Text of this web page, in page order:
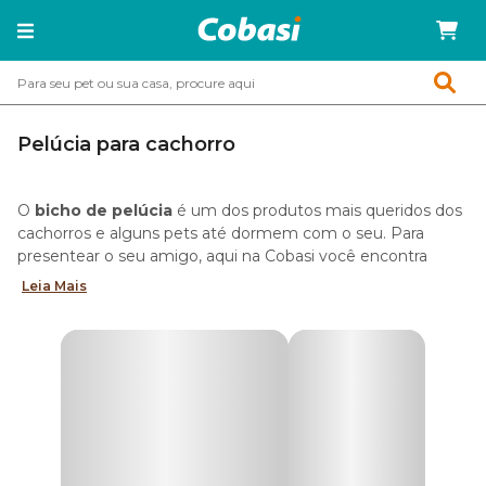
Pelúcia para cachorro
O bicho de pelúcia é um dos produtos mais queridos dos
cachorros e alguns pets até dormem com o seu. Para
presentear o seu amigo, aqui na Cobasi você encontra
ursinhos, macaquinhos, sapinhos e outros brinquedos, que
Por que cachorro gosta de pelúcia?
Leia Mais